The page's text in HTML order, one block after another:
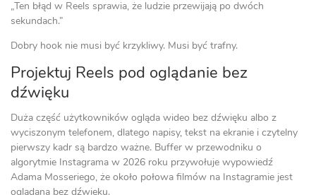
„Ten błąd w Reels sprawia, że ludzie przewijają po dwóch
sekundach.”
Dobry hook nie musi być krzykliwy. Musi być trafny.
Projektuj Reels pod oglądanie bez
dźwięku
Duża część użytkowników ogląda wideo bez dźwięku albo z
wyciszonym telefonem, dlatego napisy, tekst na ekranie i czytelny
pierwszy kadr są bardzo ważne. Buffer w przewodniku o
algorytmie Instagrama w 2026 roku przywołuje wypowiedź
Adama Mosseriego, że około połowa filmów na Instagramie jest
oglądana bez dźwięku.